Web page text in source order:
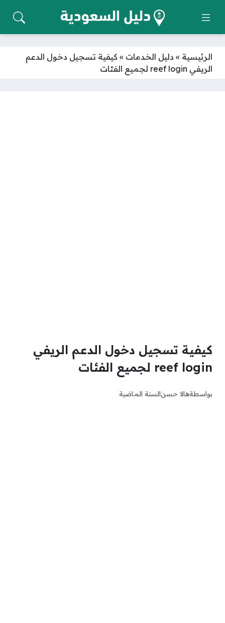
الرئيسية » دليل الخدمات » كيفية تسجيل دخول الدعم
الريفي reef login لجميع الفئات
كيفية تسجيل دخول الدعم الريفي
reef login لجميع الفئات
بواسطةهالا حسنالسنة الماضية